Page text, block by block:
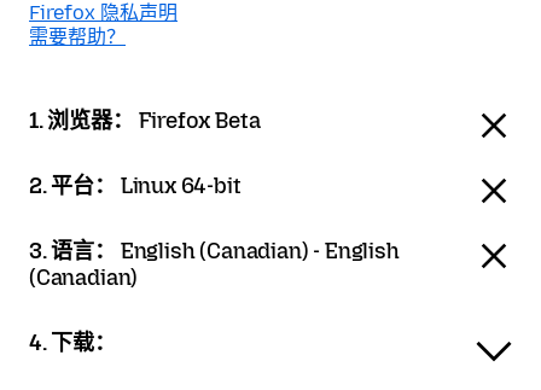
Firefox 隐私声明
需要帮助？
1. 浏览器： Firefox Beta
2. 平台： Linux 64-bit
3. 语言： English (Canadian) - English
(Canadian)
4. 下载：